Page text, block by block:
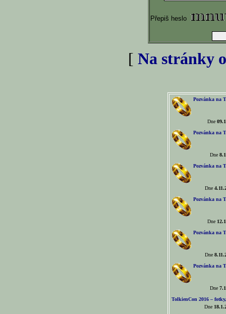
Přepiš heslo
[ Na stránky
Pozvánka na
Dne
Pozvánka na
Dne
Pozvánka na
Dne
Pozvánka na
Dne
Pozvánka na
Dne
Pozvánka na
Dne
TolkienCon 2016 –
Dne